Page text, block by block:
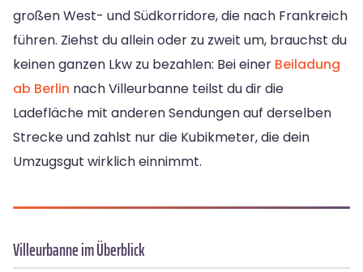
großen West- und Südkorridore, die nach Frankreich
führen. Ziehst du allein oder zu zweit um, brauchst du
keinen ganzen Lkw zu bezahlen: Bei einer Beiladung
ab Berlin nach Villeurbanne teilst du dir die
Ladefläche mit anderen Sendungen auf derselben
Strecke und zahlst nur die Kubikmeter, die dein
Umzugsgut wirklich einnimmt.
Villeurbanne im Überblick